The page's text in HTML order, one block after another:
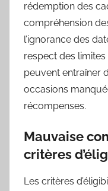
rédemption des
compréhension
l’ignorance des
respect des
peuvent entraîner
occasions
récompenses.
Mauvaise
critères
Les critères